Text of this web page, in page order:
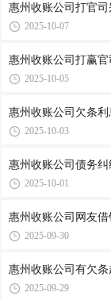
惠州收账公司​打官
2025-10-07
惠州收账公司​打赢
2025-10-05
惠州收账公司​欠条
2025-10-03
惠州收账公司​债务
2025-10-01
惠州收账公司​网友
2025-09-30
惠州收账公司​有欠
2025-09-29